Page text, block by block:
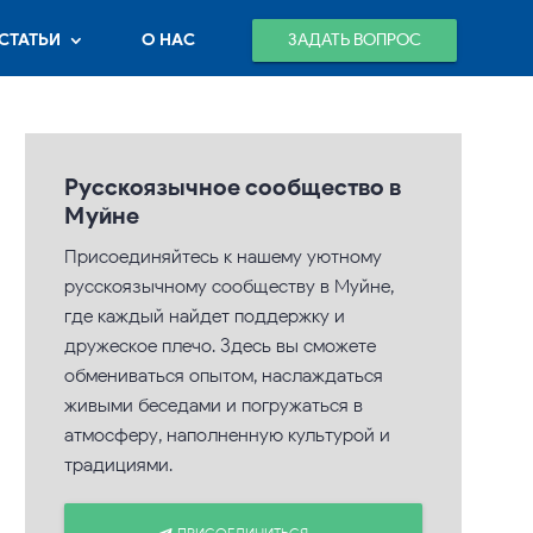
О НАС ЗАДАТЬ ВОПРОС
Русскоязычное сообщество в
Муйне
Присоединяйтесь к нашему уютному
русскоязычному сообществу в Муйне,
где каждый найдет поддержку и
дружеское плечо. Здесь вы сможете
обмениваться опытом, наслаждаться
живыми беседами и погружаться в
атмосферу, наполненную культурой и
традициями.